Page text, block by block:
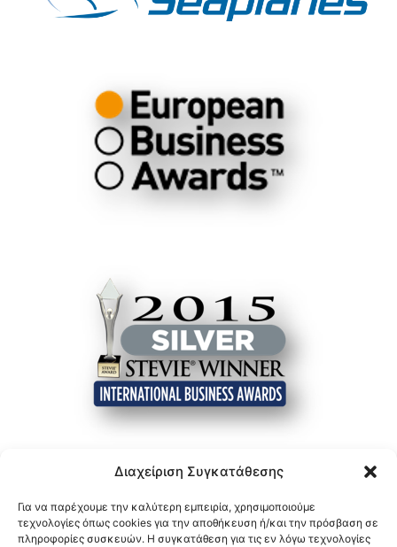
Διαχείριση Συγκατάθεσης
Για να παρέχουμε την καλύτερη εμπειρία, χρησιμοποιούμε
τεχνολογίες όπως cookies για την αποθήκευση ή/και την πρόσβαση σε
πληροφορίες συσκευών. Η συγκατάθεση για τις εν λόγω τεχνολογίες